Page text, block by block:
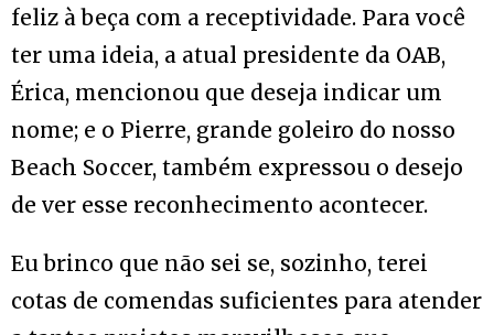
feliz à beça com a receptividade. Para você
ter uma ideia, a atual presidente da OAB,
Érica, mencionou que deseja indicar um
nome; e o Pierre, grande goleiro do nosso
Beach Soccer, também expressou o desejo
de ver esse reconhecimento acontecer.
Eu brinco que não sei se, sozinho, terei
cotas de comendas suficientes para atender